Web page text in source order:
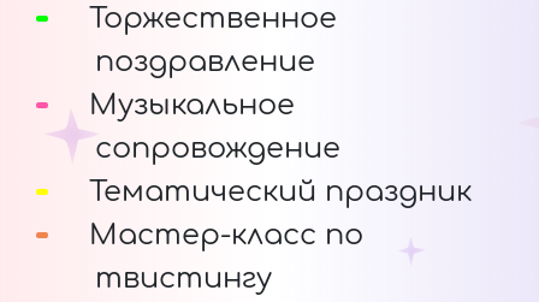
Торжественное
поздравление
Музыкальное
сопровождение
Тематический праздник
Мастер-класс по
твистингу